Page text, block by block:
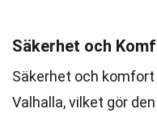
Säkerhet och
Säkerhet och
Valhalla, vilket gör